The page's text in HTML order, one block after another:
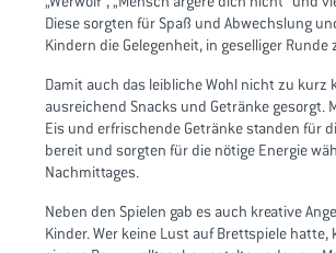
Diese sorgten für Spaß und Abwechslung
Kindern die Gelegenheit, in geselliger Runde
Damit auch das leibliche Wohl nicht zu kurz
ausreichend Snacks und Getränke gesorgt.
Eis und erfrischende Getränke standen für
bereit und sorgten für die nötige Energie
Nachmittages.
Neben den Spielen gab es auch kreative
Kinder. Wer keine Lust auf Brettspiele hatte,